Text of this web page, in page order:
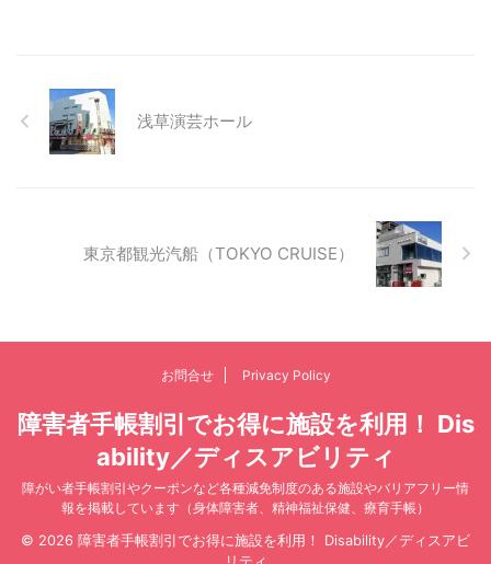
浅草演芸ホール
東京都観光汽船（TOKYO CRUISE）
お問合せ Privacy Policy
障害者手帳割引でお得に施設を利用！ Dis
ability／ディスアビリティ
障がい者手帳割引やクーポンなど各種減免制度のある施設やバリアフリー情
報を掲載しています（身体障害者、精神福祉保健、療育手帳）
© 2026 障害者手帳割引でお得に施設を利用！ Disability／ディスアビ